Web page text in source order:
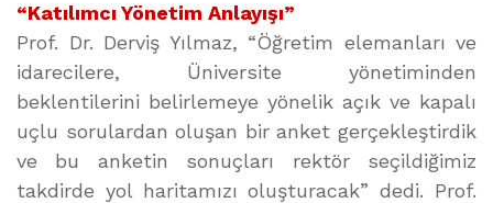
“Katılımcı Yönetim Anlayışı”
Prof. Dr. Derviş Yılmaz, “Öğretim elemanları ve
idarecilere, Üniversite yönetiminden
beklentilerini belirlemeye yönelik açık ve kapalı
uçlu sorulardan oluşan bir anket gerçekleştirdik
ve bu anketin sonuçları rektör seçildiğimiz
takdirde yol haritamızı oluşturacak” dedi. Prof.